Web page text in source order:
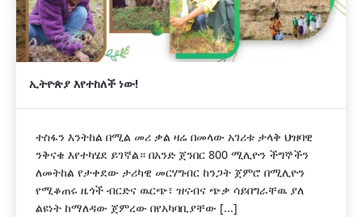
ኢትዮጵያ እየተከለች ነው!
ተስፋን እንትከል በሚል መሪ ቃል ዛሬ በመላው አገሪቱ ታላቅ ህዝባዊ
ንቅናቄ እየተካሄደ ይገኛል። በአንድ ጀንበር 800 ሚሊዮን ችግኞችን
ለመትከል የታቀደው ታሪካዊ መርሃግብር ከንጋት ጀምሮ በሚሊዮን
የሚቆጠሩ ዜጎች ብርድና ዉርጭ፣ ዝናብና ጭቃ ሳይበግራቸዉ ያለ
ልዩነት ከማለዳው ጀምረው በየአካባቢያቸው [...]